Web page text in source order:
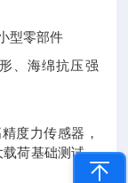
型零部件
、海绵抗压强
度力传感器，
荷基础测试，